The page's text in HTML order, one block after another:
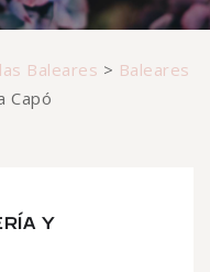
Baleares > Baleares
Capó
Y